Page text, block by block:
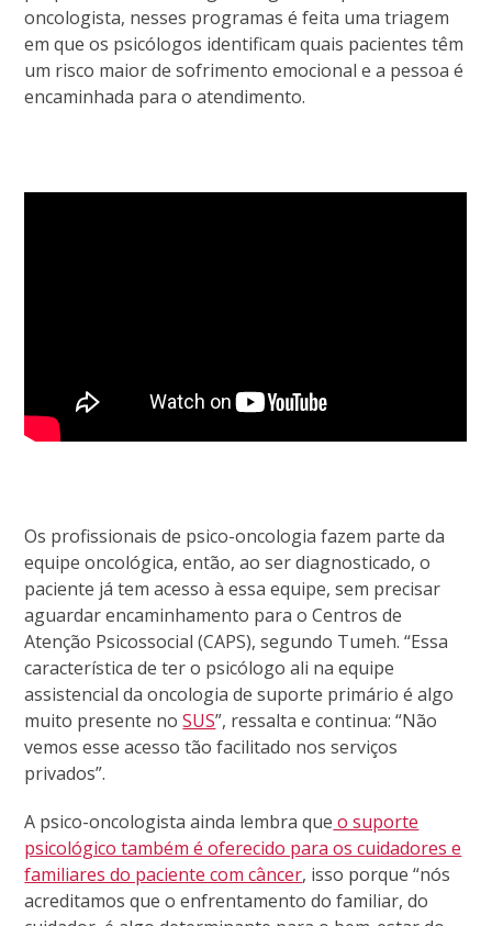
oncologista, nesses programas é feita uma triagem
em que os psicólogos identificam quais pacientes têm
um risco maior de sofrimento emocional e a pessoa é
encaminhada para o atendimento.
Os profissionais de psico-oncologia fazem parte da
equipe oncológica, então, ao ser diagnosticado, o
paciente já tem acesso à essa equipe, sem precisar
aguardar encaminhamento para o Centros de
Atenção Psicossocial (CAPS), segundo Tumeh. “Essa
característica de ter o psicólogo ali na equipe
assistencial da oncologia de suporte primário é algo
muito presente noSUS”, ressalta e continua: “Não
vemos esse acesso tão facilitado nos serviços
privados”.
A psico-oncologista ainda lembra que o suporte
psicológico também é oferecido para os cuidadores e
familiares do paciente com câncer, isso porque “nós
acreditamos que o enfrentamento do familiar, do